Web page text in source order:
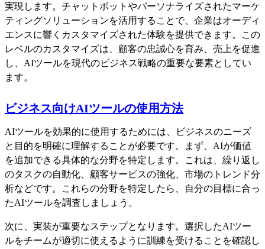
実現します。チャットボットやパーソナライズされたマーケ
ティングソリューションを活用することで、企業はオーディ
エンスに響くカスタマイズされた体験を提供できます。この
レベルのカスタマイズは、顧客の忠誠心を育み、売上を促進
し、AIツールを現代のビジネス戦略の重要な要素としてい
ます。
ビジネス向けAIツールの使用方法
AIツールを効果的に使用するためには、ビジネスのニーズ
と目的を明確に理解することが必要です。まず、AIが価値
を追加できる具体的な分野を特定します。これは、繰り返し
のタスクの自動化、顧客サービスの強化、市場のトレンド分
析などです。これらの分野を特定したら、自分の目標に合っ
たAIツールを調査しましょう。
次に、実装が重要なステップとなります。選択したAIツー
ルをチームが適切に使えるように訓練を受けることを確認し